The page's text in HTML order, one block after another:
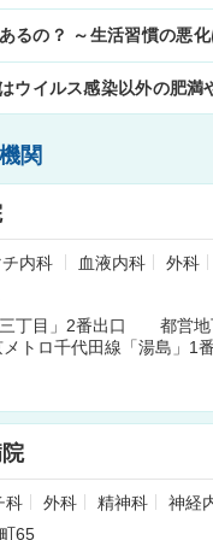
るの？ ～生活習慣の悪
ウイルス感染以外の肥
関
内科 血液内科
外科
科 眼科 耳鼻咽喉科
歯科口腔外科 麻酔科
三丁目」2番出口 都営地
メトロ千代田線「湯島」1
科 外科 精神科
神経
腎臓内科
65